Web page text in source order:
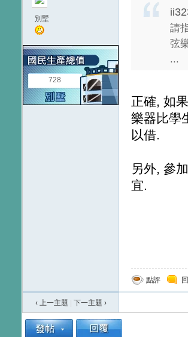
別墅
728
請
弦
...
正確, 如
樂器比學
以借.
另外, 參
宜.
點評
‹ 上一主題 下一主題 ›